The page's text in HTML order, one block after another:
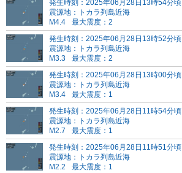
発生時刻：2025年06月28日13時54分頃
震源地：トカラ列島近海
M4.4
最大震度：2
発生時刻：2025年06月28日13時52分頃
震源地：トカラ列島近海
M3.3
最大震度：2
発生時刻：2025年06月28日13時00分頃
震源地：トカラ列島近海
M3.4
最大震度：1
発生時刻：2025年06月28日11時54分頃
震源地：トカラ列島近海
M2.7
最大震度：1
発生時刻：2025年06月28日11時51分頃
震源地：トカラ列島近海
M2.2
最大震度：1